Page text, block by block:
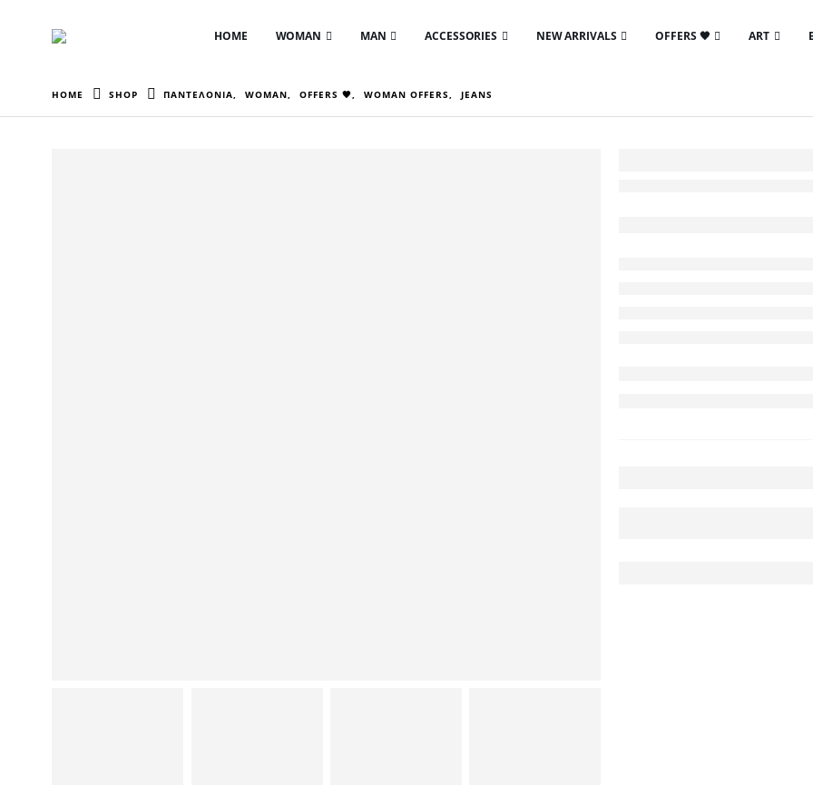
HOME WOMAN MAN ACCESSORIES NEW ARRIVALS OFFERS 🖤 ART
HOME SHOP ΠΑΝΤΕΛΟΝΙΑ, WOMAN, OFFERS 🖤, WOMAN OFFERS, JEANS